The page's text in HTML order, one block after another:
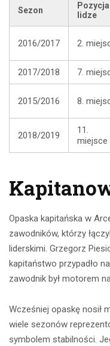
Sezon
lidze
2016/2017 2.
2017/2018 7.
2015/2016 8.
2018/2019
11.
miejsce
Opaska kapitańska w
zawodników, którzy
liderskimi. Grzegorz
kapitaństwo przypadło
zawodnik był motorem
Wcześniej opaskę nosił
wiele sezonów
symbolem stabilności.